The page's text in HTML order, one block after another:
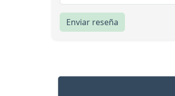
Enviar reseña